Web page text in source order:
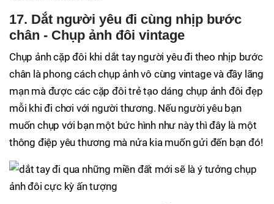
17. Dắt người yêu đi cùng nhịp bước
chân - Chụp ảnh đôi vintage
Chụp ảnh cặp đôi khi dắt tay người yêu đi theo nhịp bước
chân là phong cách chụp ảnh vô cùng vintage và đầy lãng
mạn mà được các cặp đôi trẻ tạo dáng chụp ảnh đôi đẹp
mỗi khi đi chơi với người thương. Nếu người yêu bạn
muốn chụp với bạn một bức hình như này thì đây là một
thông điệp yêu thương mà nửa kia muốn gửi đến bạn đó!